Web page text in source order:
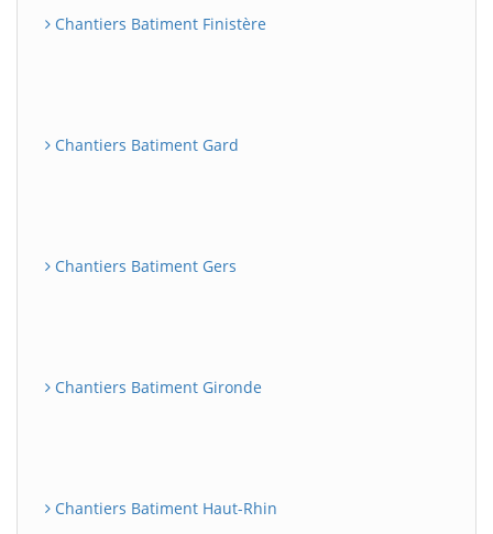
Chantiers Batiment Finistère
Chantiers Batiment Gard
Chantiers Batiment Gers
Chantiers Batiment Gironde
Chantiers Batiment Haut-Rhin